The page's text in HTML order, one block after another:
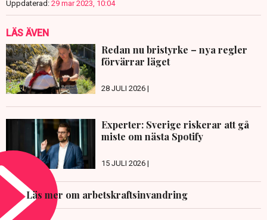
Uppdaterad: 29 mar 2023, 10:04
LÄS ÄVEN
Redan nu bristyrke – nya regler
förvärrar läget
28 JULI 2026 |
Experter: Sverige riskerar att gå
miste om nästa Spotify
15 JULI 2026 |
Läs mer om arbetskraftsinvandring